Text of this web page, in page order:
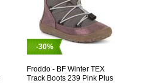
-30%
Froddo - BF Winter TEX
Track Boots 239 Pink Plus